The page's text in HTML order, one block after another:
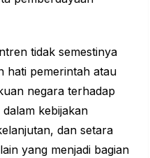
tidak semestinya
hati pemerintah atau
negara terhadap
kebijakan
dan setara
yang menjadi bagian